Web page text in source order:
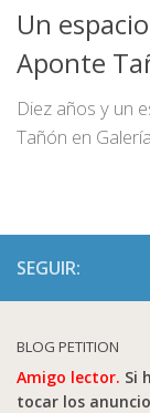
Un
Aponte
Diez años y un
Tañón en
SEGUIR:
BLOG PETITION
Amigo lector. Si
tocar los